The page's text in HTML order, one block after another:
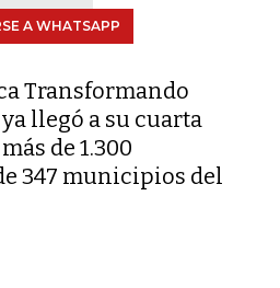
A WHATSAPP
Transformando
ya llegó a su cuarta
de 1.300
347 municipios del